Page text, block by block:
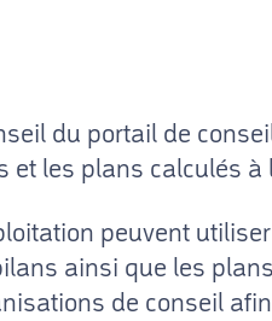
du portail de
les plans calculés à
peuvent
ainsi que les
de conseil